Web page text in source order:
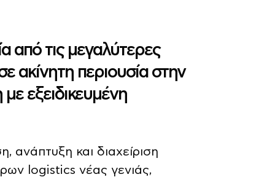
από τις μεγαλύτερες
ακίνητη περιουσία στην
εξειδικευμένη
ανάπτυξη και διαχείριση
logistics νέας γενιάς,